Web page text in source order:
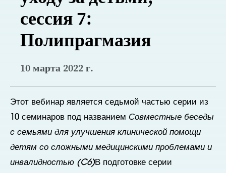
сессия 7:
Полипрагмазия
10 марта 2022 г.
Этот вебинар является седьмой частью серии из
10 семинаров под названием Совместные беседы
с семьями для улучшения клинической помощи
детям со сложными медицинскими проблемами и
инвалидностью (C6)В подготовке серии